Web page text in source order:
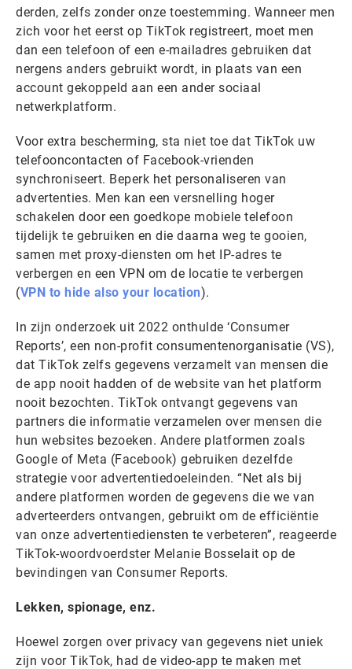
derden, zelfs zonder onze toestemming. Wanneer men
zich voor het eerst op TikTok registreert, moet men
dan een telefoon of een e-mailadres gebruiken dat
nergens anders gebruikt wordt, in plaats van een
account gekoppeld aan een ander sociaal
netwerkplatform.
Voor extra bescherming, sta niet toe dat TikTok uw
telefooncontacten of Facebook-vrienden
synchroniseert. Beperk het personaliseren van
advertenties. Men kan een versnelling hoger
schakelen door een goedkope mobiele telefoon
tijdelijk te gebruiken en die daarna weg te gooien,
samen met proxy-diensten om het IP-adres te
verbergen en een VPN om de locatie te verbergen
(VPN to hide also your location).
In zijn onderzoek uit 2022 onthulde ‘Consumer
Reports’, een non-profit consumentenorganisatie (VS),
dat TikTok zelfs gegevens verzamelt van mensen die
de app nooit hadden of de website van het platform
nooit bezochten. TikTok ontvangt gegevens van
partners die informatie verzamelen over mensen die
hun websites bezoeken. Andere platformen zoals
Google of Meta (Facebook) gebruiken dezelfde
strategie voor advertentiedoeleinden. “Net als bij
andere platformen worden de gegevens die we van
adverteerders ontvangen, gebruikt om de efficiëntie
van onze advertentiediensten te verbeteren”, reageerde
TikTok-woordvoerdster Melanie Bosselait op de
bevindingen van Consumer Reports.
Lekken, spionage, enz.
Hoewel zorgen over privacy van gegevens niet uniek
zijn voor TikTok, had de video-app te maken met